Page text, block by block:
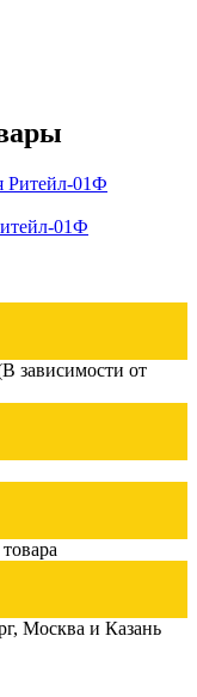
01Ф
зависимости от
Москва и Казань